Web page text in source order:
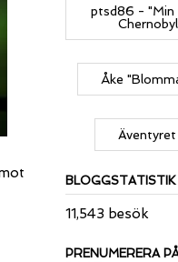
ptsd86 - "Min
Åke
BLOGGSTATISTIK
11,543 besök
PRENUMERERA